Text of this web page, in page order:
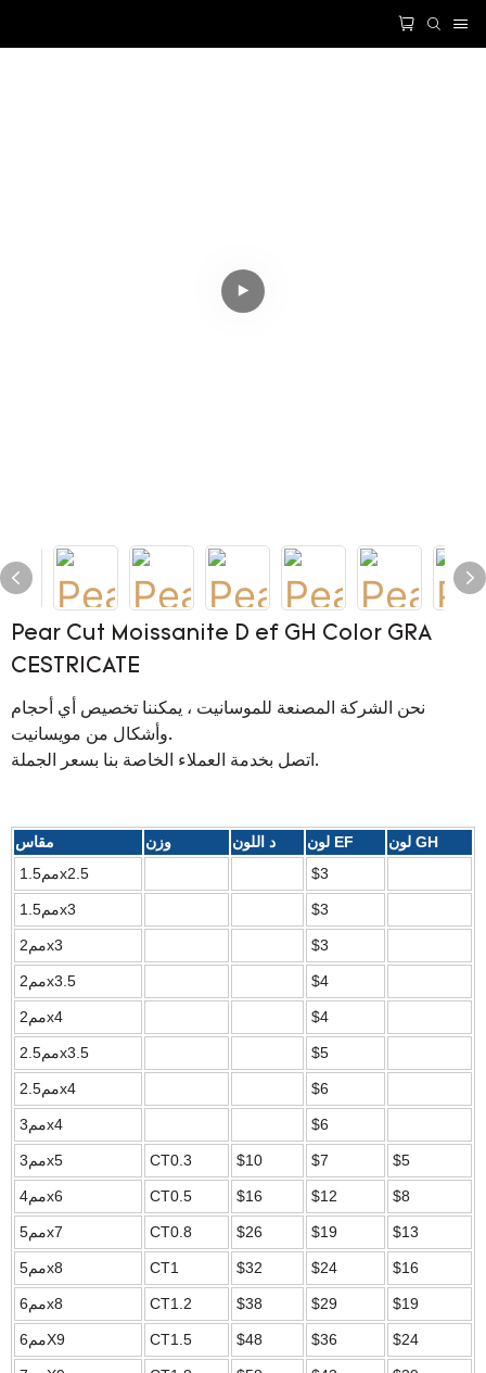
Pear Cut Moissanite D ef GH Color GRA
CESTRICATE
نحن الشركة المصنعة للموسانيت ، يمكننا تخصيص أي أحجام
وأشكال من مويسانيت.
اتصل بخدمة العملاء الخاصة بنا بسعر الجملة.
مقاس وزن د اللون لون EF
لون GH
مم1.5x2.5
$3
مم1.5x3 $3
مم2x3 $3
مم2x3.5 $4
مم2x4 $4
مم2.5x3.5 $5
مم2.5x4 $6
مم3x4 $6
مم3x5 CT0.3 $10 $7 $5
مم4x6 CT0.5 $16 $12 $8
مم5x7 CT0.8 $26 $19 $13
مم5x8 CT1 $32 $24 $16
مم6x8 CT1.2 $38 $29 $19
مم6X9 CT1.5 $48 $36 $24